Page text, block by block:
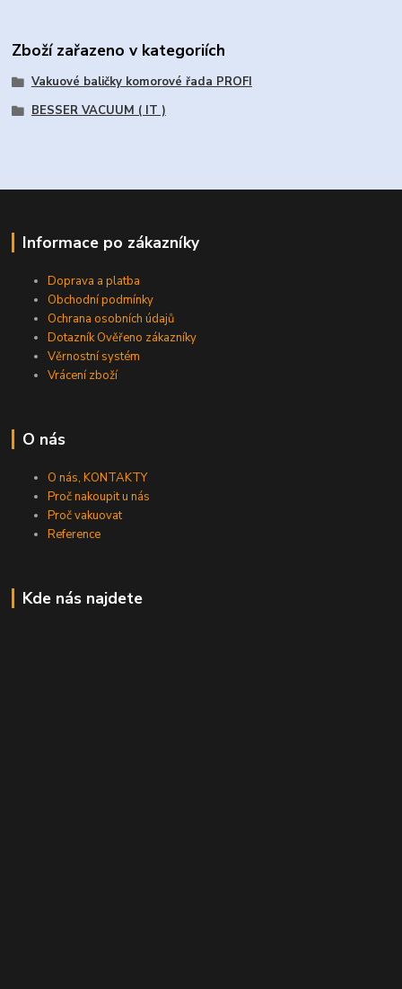
Zboží zařazeno v kategoriích
Vakuové baličky komorové řada PROFI
BESSER VACUUM ( IT )
Informace po zákazníky
Doprava a platba
Obchodní podmínky
Ochrana osobních údajů
Dotazník Ověřeno zákazníky
Věrnostní systém
Vrácení zboží
O nás
O nás, KONTAKTY
Proč nakoupit u nás
Proč vakuovat
Reference
Kde nás najdete